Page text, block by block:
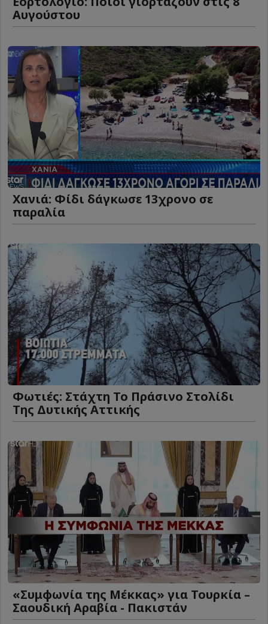
Αυγούστου
Χανιά: Φίδι δάγκωσε 13χρονο σε
παραλία
Φωτιές: Στάχτη Το Πράσινο Στολίδι
Της Δυτικής Αττικής
«Συμφωνία της Μέκκας» για Τουρκία –
Σαουδική Αραβία - Πακιστάν